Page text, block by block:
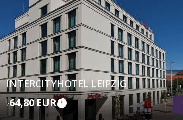
INTERCITYHOTEL LEIPZIG
z64,80 EUR